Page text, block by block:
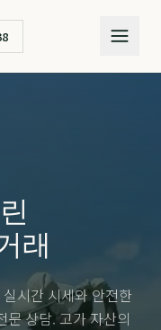
래
실시간 시세와 안전한
문 상담. 고가 자산의